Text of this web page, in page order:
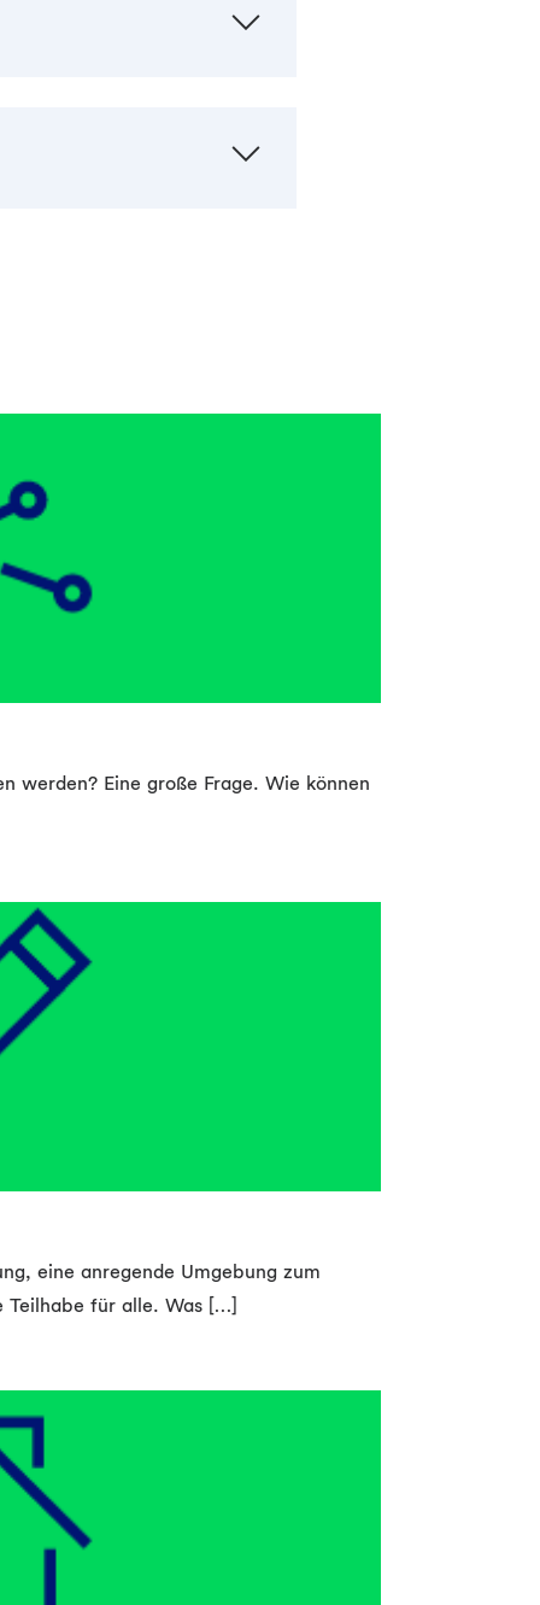
werden? Eine große Frage. Wie können
eine anregende Umgebung zum
Teilhabe für alle. Was […]